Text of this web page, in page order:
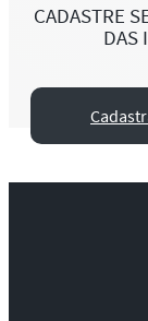
CADASTRE
DAS